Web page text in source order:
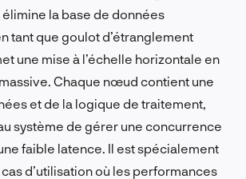
la base de données
tant que goulot d’étranglement
une mise à l’échelle horizontale en
Chaque nœud contient une
et de la logique de traitement,
système de gérer une concurrence
faible latence. Il est spécialement
d’utilisation où les performances